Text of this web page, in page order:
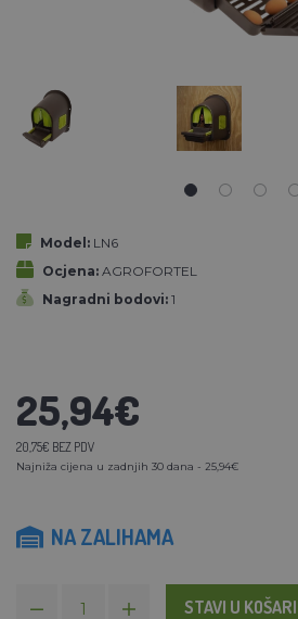
Model: LN6
Ocjena: AGROFORTEL
Nagradni bodovi: 1
25,94€
20,75€ BEZ PDV
Najniža cijena u zadnjih 30 dana - 25,94€
NA ZALIHAMA
STAVI U